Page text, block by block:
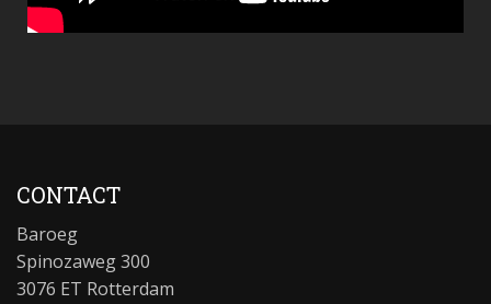
CONTACT
Baroeg
Spinozaweg 300
3076 ET Rotterdam